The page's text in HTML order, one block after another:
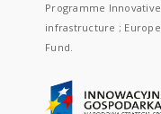
Programme
infrastructure ;
Fund.